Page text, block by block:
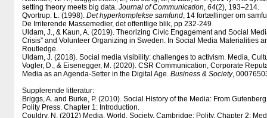
setting theory meets big data. Journal of Communication, 64(2), 193–214.
Qvortrup. L. (1998). Det hyperkomplekse samfund, 14 fortællinger om
De Irriterende Massemedier, det offentlige blik, pp 232-249
Uldam, J., & Kaun, A. (2019). Theorizing Civic Engagement and Social
Crisis” and Volunteer Organizing in Sweden. In Social Media Materialities
Routledge.
Uldam, J. (2018). Social media visibility: challenges to activism. Media,
Vogler, D., & Eisenegger, M. (2020). CSR Communication, Corporate
Media as an Agenda-Setter in the Digital Age. Business & Society,
Supplerende litteratur:
Briggs, A. and Burke, P. (2010). Social History of the Media: From
Polity Press. Chapter 1: Introduction.
Couldry, N. (2012) Media, World, Society. Cambridge: Polity. Chapter 2: